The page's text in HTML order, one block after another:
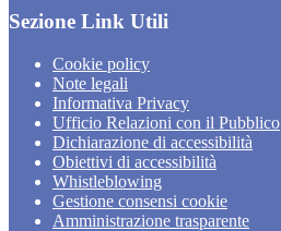
Sezione Link Utili
Cookie policy
Note legali
Informativa Privacy
Ufficio Relazioni con il Pubblico
Dichiarazione di accessibilità
Obiettivi di accessibilità
Whistleblowing
Gestione consensi cookie
Amministrazione trasparente